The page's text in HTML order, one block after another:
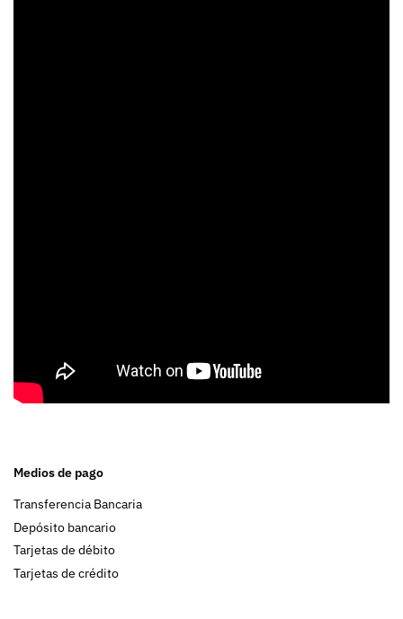
Medios de pago
Transferencia Bancaria
Depósito bancario
Tarjetas de débito
Tarjetas de crédito